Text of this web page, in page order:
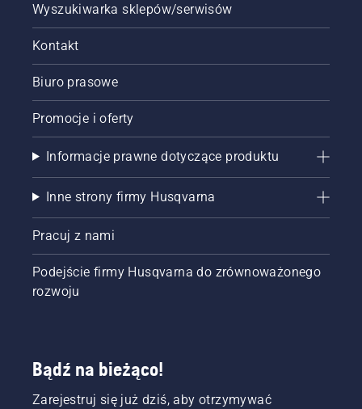
Wyszukiwarka sklepów/serwisów
Kontakt
Biuro prasowe
Promocje i oferty
Informacje prawne dotyczące produktu
Inne strony firmy Husqvarna
Pracuj z nami
Podejście firmy Husqvarna do zrównoważonego
rozwoju
Bądź na bieżąco!
Zarejestruj się już dziś, aby otrzymywać